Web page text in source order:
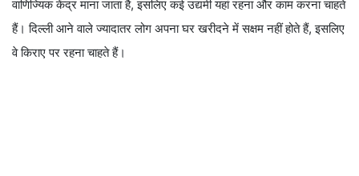
वाणिज्यिक केंद्र माना जाता है, इसलिए कई उद्यमी यहां रहना और काम करना चाहते
हैं। दिल्ली आने वाले ज्यादातर लोग अपना घर खरीदने में सक्षम नहीं होते हैं, इसलिए
वे किराए पर रहना चाहते हैं।